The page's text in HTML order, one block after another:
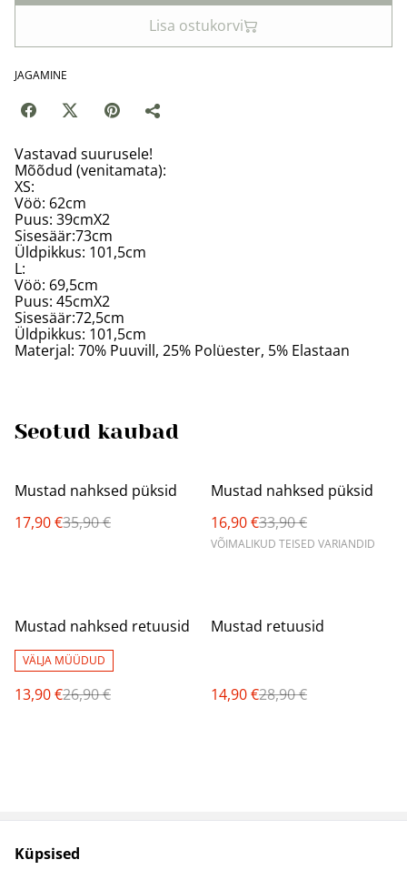
Lisa ostukorvi
JAGAMINE
Vastavad suurusele!
Mõõdud (venitamata):
XS:
Vöö: 62cm
Puus: 39cmX2
Sisesäär:73cm
Üldpikkus: 101,5cm
L:
Vöö: 69,5cm
Puus: 45cmX2
Sisesäär:72,5cm
Üldpikkus: 101,5cm
Materjal: 70% Puuvill, 25% Polüester, 5% Elastaan
Seotud kaubad
%
Mustad nahksed püksid
17,90 €35,90 €
%
Mustad nahksed püksid
16,90 €33,90 €
VÕIMALIKUD TEISED VARIANDID
%
Mustad nahksed retuusid
VÄLJA MÜÜDUD
13,90 €26,90 €
%
Mustad retuusid
14,90 €28,90 €
Müügitingimused
Küpsised